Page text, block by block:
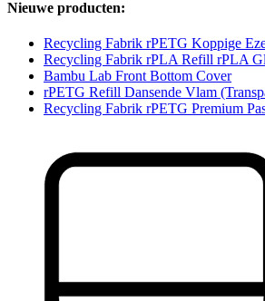
Nieuwe producten:
Recycling Fabrik rPETG Koppige
Recycling Fabrik rPLA Refill rPLA
Bambu Lab Front Bottom Cover
rPETG Refill Dansende Vlam
Recycling Fabrik rPETG Premium